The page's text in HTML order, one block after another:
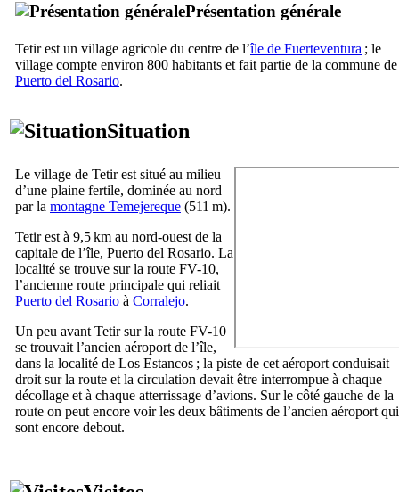
Présentation générale
Tetirest un village agricole du centre de l’île de Fuerteventura ; le
village compte environ 800 habitants et fait partie de la commune de
Puerto del Rosario.
Situation
Le village de Tetirest situé au milieu
d’une plaine fertile, dominée au nord
par la montagne Temejereque (511 m).
Tetirest à 9,5 km au nord-ouest de la
capitale de l’île, Puerto del Rosario. La
localité se trouve sur la route FV-10,
l’ancienne route principale qui reliait
Puerto del Rosario à Corralejo.
Un peu avant Tetirsur la route FV-10
se trouvait l’ancien aéroport de l’île,
dans la localité de Los Estancos ; la piste de cet aéroport conduisait
droit sur la route et la circulation devait être interrompue à chaque
décollage et à chaque atterrissage d’avions. Sur le côté gauche de la
route on peut encore voir les deux bâtiments de l’ancien aéroport qui
sont encore debout.